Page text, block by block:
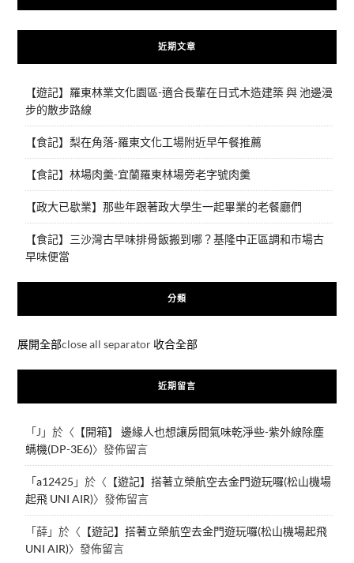
近期文章
【遊記】羅東林業文化園區-適合長輩在日式木造建築 與 池邊漫
步的散步路線
【食記】梨在角落-羅東文化工場附近早午餐推薦
【食記】林場肉羹-宜蘭羅東林場旁老字號肉羹
【政大已歇業】那些年跟著政大學生一起畢業的老餐廳們
【食記】三沙灣古早味排骨飯搬到哪？基隆中正區調和市場古
早味便當
分類
展開全部close all separator 收合全部
近期留言
「J 」於〈 【開箱】 邊緣人也想讓房間氣味乾淨些-紫外線除塵
螨機(DP-3E6)〉發佈留言
「a12425 」於〈 【遊記】搭著立榮航空去金門遊玩囉(松山機場
起飛 UNI AIR)〉發佈留言
「薛」於〈 【遊記】搭著立榮航空去金門遊玩囉(松山機場起飛
UNI AIR)〉發佈留言